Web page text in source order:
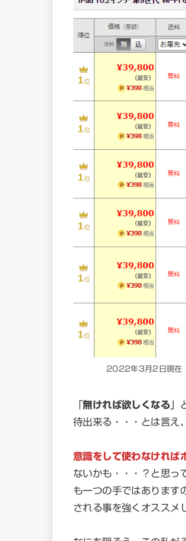
2022年3月2日現在
「無ければ欲しくなる
待出来る・・・とは言え
意識をして使わなければ
ないかも・・・？と思っ
も一つの手ではあります
される事を強くオススメ